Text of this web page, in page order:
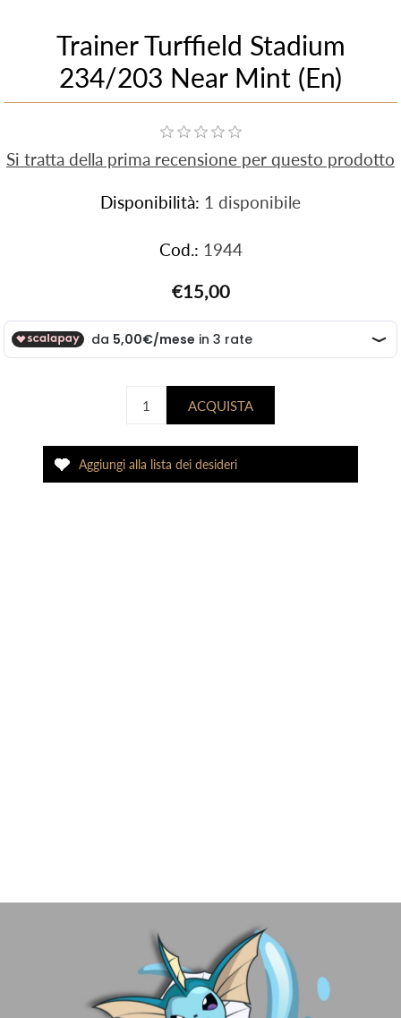
Trainer Turffield Stadium
234/203 Near Mint (En)
Si tratta della prima recensione per questo prodotto
Disponibilità: 1 disponibile
Cod.: 1944
€15,00